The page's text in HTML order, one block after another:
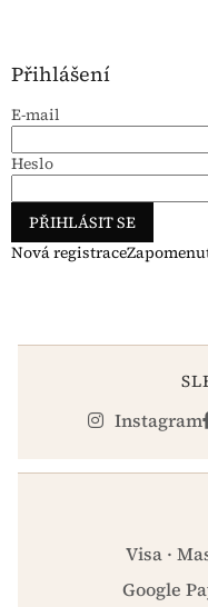
Přihlášení
E-mail
Heslo
PŘIHLÁSIT SE
Nová registrace
Instagram
Visa ·
Google